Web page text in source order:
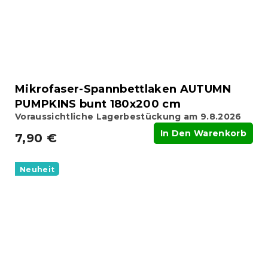
Mikrofaser-Spannbettlaken AUTUMN
PUMPKINS bunt 180x200 cm
Voraussichtliche Lagerbestückung am 9.8.2026
7,90 € In Den Warenkorb
Neuheit